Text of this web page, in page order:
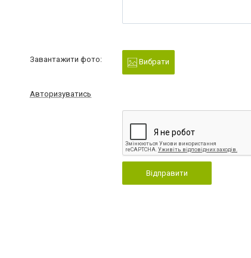
Завантажити фото: Вибрати
Авторизуватись
Відправити